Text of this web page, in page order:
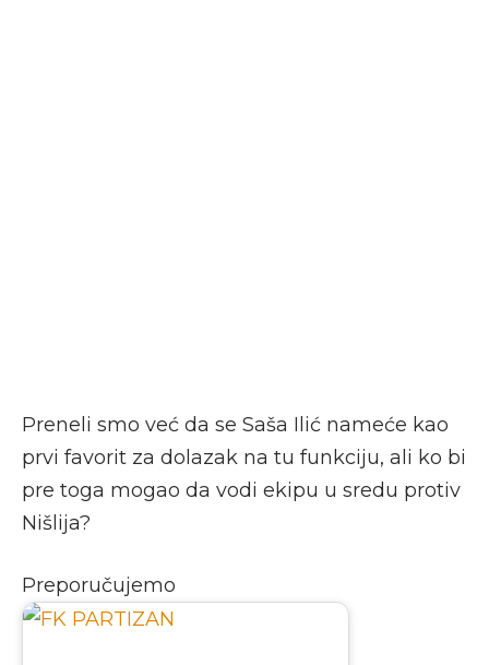
Preneli smo već da se Saša Ilić nameće kao
prvi favorit za dolazak na tu funkciju, ali ko bi
pre toga mogao da vodi ekipu u sredu protiv
Nišlija?
Preporučujemo